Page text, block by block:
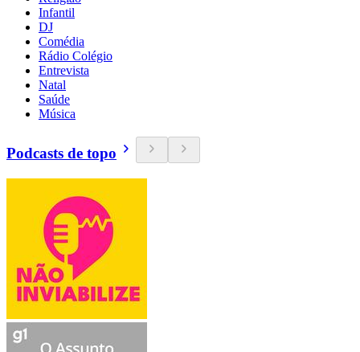
Infantil
DJ
Comédia
Rádio Colégio
Entrevista
Natal
Saúde
Música
Podcasts de topo